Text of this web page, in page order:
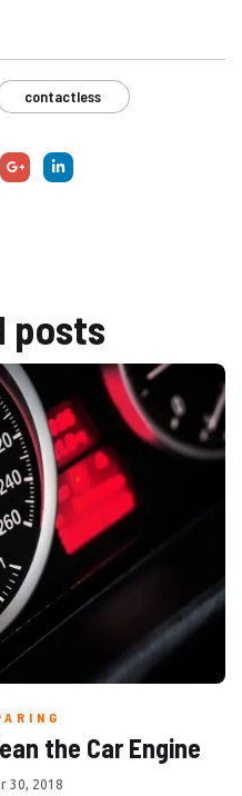
contactless
posts
the Car Engine
30, 2018